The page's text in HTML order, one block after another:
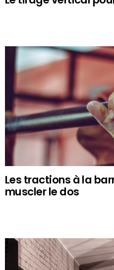
Les tractions à la
muscler le dos